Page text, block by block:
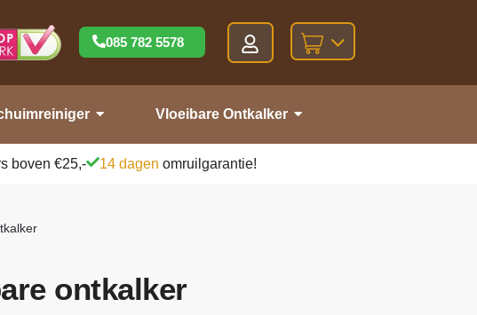
085 782 5578
Vloeibare Ontkalker
boven €25,- 14 dagen omruilgarantie!
ontkalker